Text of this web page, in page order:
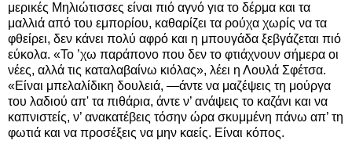
μερικές Μηλιώτισσες είναι πιό αγνό για το δέρμα και τα
μαλλιά από του εμπορίου, καθαρίζει τα ρούχα χωρίς να τα
φθείρει, δεν κάνει πολύ αφρό και η μπουγάδα ξεβγάζεται πιό
εύκολα. «Το ’χω παράπονο που δεν το φτιάχνουν σήμερα οι
νέες, αλλά τις καταλαβαίνω κιόλας», λέει η Λουλά Σφέτσα.
«Είναι μπελαλίδικη δουλειά, —άντε να μαζέψεις τη μούργα
του λαδιού απ' τα πιθάρια, άντε ν’ ανάψεις το καζάνι και να
καπνιστείς, ν’ ανακατέβεις τόσην ώρα σκυμμένη πάνω απ’ τη
φωτιά και να προσέξεις να μην καείς. Είναι κόπος.